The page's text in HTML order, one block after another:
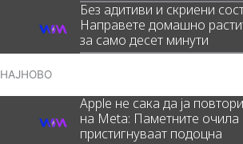
Без адитиви и скриени
Направете домашно
за само десет минути
НАЈНОВО
Apple не сака да ја
на Meta: Паметните очила
пристигнуваат подоцна